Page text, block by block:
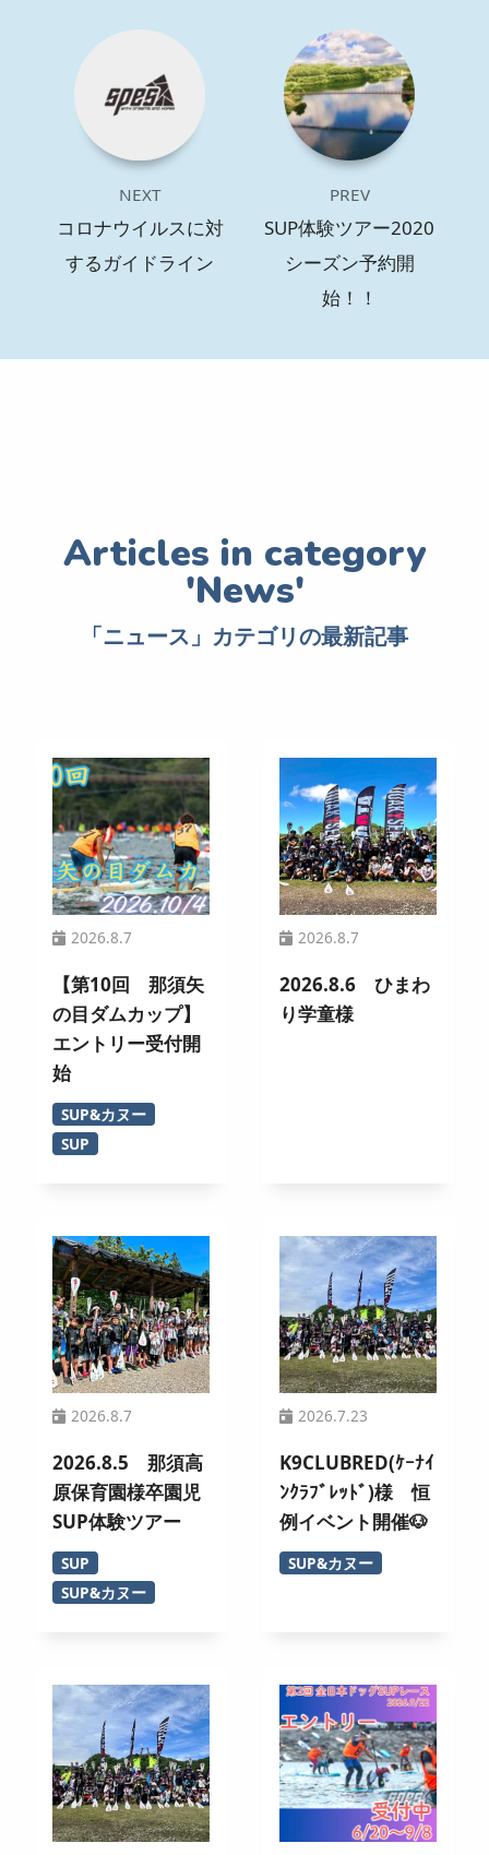
NEXT
コロナウイルスに対
するガイドライン
PREV
SUP体験ツアー2020
シーズン予約開
始！！
「ニュース」カテゴリの最新記事
2026.8.7
【第10回 那須矢
の目ダムカップ】
エントリー受付開
始
SUP&カヌー
SUP
2026.8.7
2026.8.6 ひまわ
り学童様
2026.8.7
2026.8.5 那須高
原保育園様卒園児
SUP体験ツアー
SUP
SUP&カヌー
2026.7.23
K9CLUBRED(ｹｰﾅｲ
ﾝｸﾗﾌﾞﾚｯﾄﾞ)様 恒
例イベント開催🐶
SUP&カヌー